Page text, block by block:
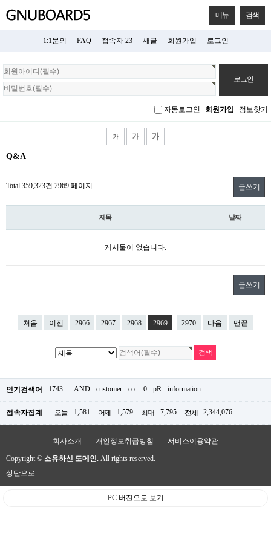
메뉴 검색
1:1문의 FAQ 접속자 23 새글 회원가입 로그인
회
원
로
자동로그인 회원가입 정보찾기
Q&A
Total 359,323건 2969 페이지 글쓰기
제목 날짜
게시물이 없습니다.
글쓰기
처음 이전 2966 2967 2968 2969 2970 다음 맨끝
인기검색어 1743-- AND customer co -0 pR information
접속자집계 오늘 1,581 어제 1,579 최대 7,795 전체 2,344,076
회사소개 개인정보취급방침 서비스이용약관
Copyright © 소유하신 도메인. All rights reserved.
상단으로
PC 버전으로 보기